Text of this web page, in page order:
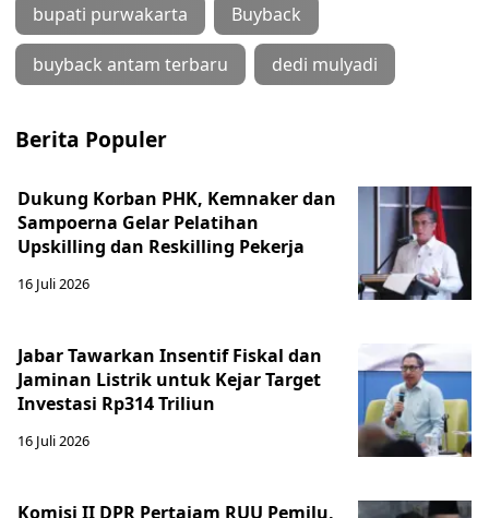
bupati purwakarta Buyback
buyback antam terbaru dedi mulyadi
Berita Populer
Dukung Korban PHK, Kemnaker dan
Sampoerna Gelar Pelatihan
Upskilling dan Reskilling Pekerja
16 Juli 2026
Jabar Tawarkan Insentif Fiskal dan
Jaminan Listrik untuk Kejar Target
Investasi Rp314 Triliun
16 Juli 2026
Komisi II DPR Pertajam RUU Pemilu,